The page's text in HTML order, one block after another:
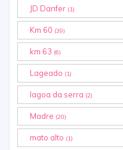
JD Danfer (1)
Km 60 (39)
km 63 (6)
Lageado (1)
lagoa da serra (2)
Madre (20)
mato alto (1)